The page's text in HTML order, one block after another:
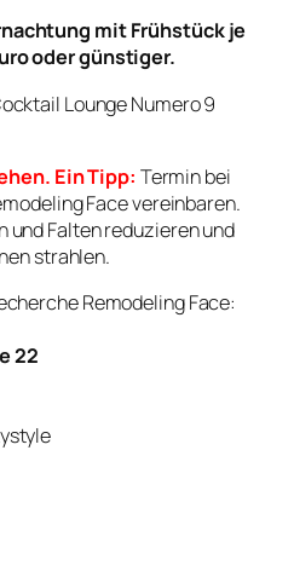
mit Frühstück je
oder günstiger.
Lounge Numero 9
Ein Tipp: Termin bei
Face vereinbaren.
und Falten reduzieren und
strahlen.
Remodeling Face:
22